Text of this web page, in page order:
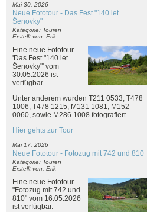
Mai 30, 2026
Neue Fototour - Das Fest "140 let
Šenovky"
Kategorie: Touren
Erstellt von: Erik
Eine neue Fototour
'Das Fest "140 let
Šenovky"' vom
30.05.2026 ist
verfügbar.
Unter anderem wurden T211 0533, T478
1006, T478 1215, M131 1081, M152
0060, sowie M286 1008 fotografiert.
Hier gehts zur Tour
Mai 17, 2026
Neue Fototour - Fotozug mit 742 und 810
Kategorie: Touren
Erstellt von: Erik
Eine neue Fototour
"Fotozug mit 742 und
810" vom 16.05.2026
ist verfügbar.